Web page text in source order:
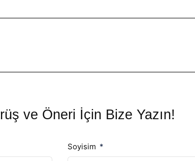
ve Öneri İçin Bize Yazın!
Soyisim